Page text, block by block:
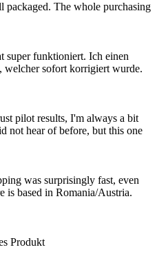
packaged. The whole purchasing
super funktioniert. Ich einen
welcher sofort korrigiert wurde.
pilot results, I'm always a bit
not hear of before, but this one
was surprisingly fast, even
is based in Romania/Austria.
Produkt